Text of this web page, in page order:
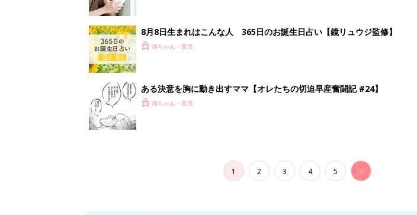
8月8日生まれはこんな人 365日のお誕生日占い【鏡リュウジ監修】
赤ちゃん・育児
ある決意を胸に動き出すママ【オレたちの切迫早産奮闘記 #24】
赤ちゃん・育児
1 2 3 4 5 >